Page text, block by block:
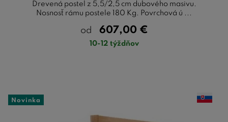
Drevená posteľ z 5,5/2,5 cm dubového masivu.
Nosnosť rámu postele 180 Kg. Povrchová ú ...
od 607,00 €
10-12 týždňov
Novinka